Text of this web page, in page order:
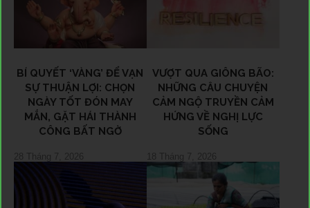
BÍ QUYẾT ‘VÀNG’ ĐỂ VẠN
SỰ THUẬN LỢI: CHỌN
NGÀY TỐT ĐÓN MAY
MẮN, GẶT HÁI THÀNH
CÔNG BẤT NGỜ
28 Tháng 7, 2026
VƯỢT QUA GIÔNG BÃO:
NHỮNG CÂU CHUYỆN
CẢM NGỘ TRUYỀN CẢM
HỨNG VỀ NGHỊ LỰC
SỐNG
18 Tháng 7, 2026